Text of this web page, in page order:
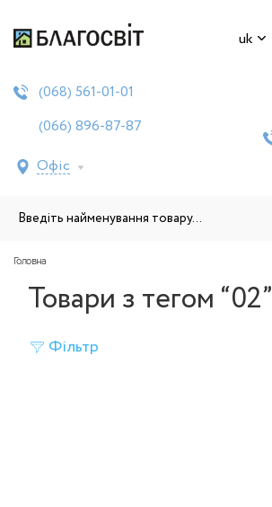
uk
(068) 561-01-01
(066) 896-87-87
Офіс
Головна
Товари з тегом “02”
Фільтр